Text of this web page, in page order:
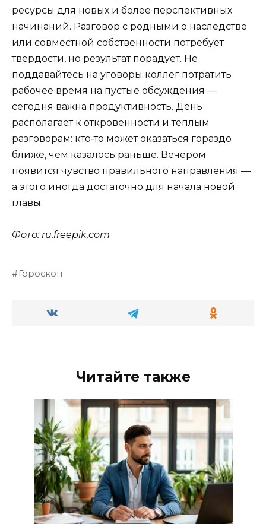
ресурсы для новых и более перспективных
начинаний. Разговор с родными о наследстве
или совместной собственности потребует
твёрдости, но результат порадует. Не
поддавайтесь на уговоры коллег потратить
рабочее время на пустые обсуждения —
сегодня важна продуктивность. День
располагает к откровенности и тёплым
разговорам: кто‑то может оказаться гораздо
ближе, чем казалось раньше. Вечером
появится чувство правильного направления —
а этого иногда достаточно для начала новой
главы.
Фото: ru.freepik.com
Гороскоп
Читайте также